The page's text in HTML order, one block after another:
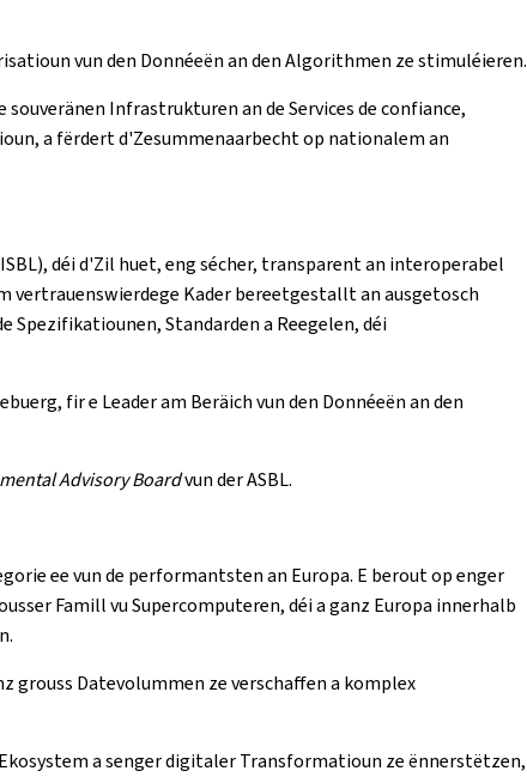
vun den Donnéeën an den Algorithmen ze stimuléieren.
Infrastrukturen an de Services de confiance,
a fërdert d'Zesummenaarbecht op nationalem an
déi d'Zil huet, eng sécher, transparent an interoperabel
vertrauenswierdege Kader bereetgestallt an ausgetosch
Spezifikatiounen, Standarden a Reegelen, déi
fir e Leader am Beräich vun den Donnéeën an den
Advisory Boardvun der ASBL.
ee vun de performantsten an Europa. E berout op enger
Famill vu Supercomputeren, déi a ganz Europa innerhalb
grouss Datevolummen ze verschaffen a komplex
a senger digitaler Transformatioun ze ënnerstëtzen,